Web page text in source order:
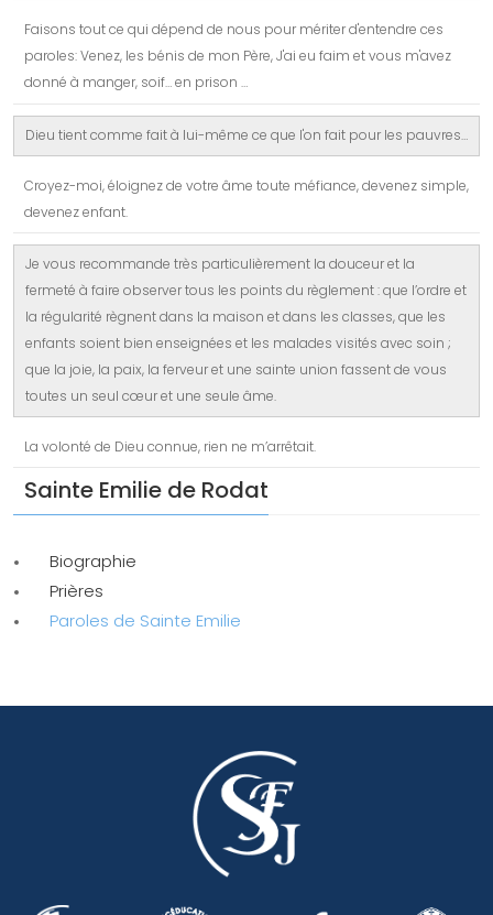
Faisons tout ce qui dépend de nous pour mériter d'entendre ces
paroles: Venez, les bénis de mon Père, J'ai eu faim et vous m'avez
donné à manger, soif… en prison …
Dieu tient comme fait à lui-même ce que l'on fait pour les pauvres…
Croyez-moi, éloignez de votre âme toute méfiance, devenez simple,
devenez enfant.
Je vous recommande très particulièrement la douceur et la
fermeté à faire observer tous les points du règlement : que l’ordre et
la régularité règnent dans la maison et dans les classes, que les
enfants soient bien enseignées et les malades visités avec soin ;
que la joie, la paix, la ferveur et une sainte union fassent de vous
toutes un seul cœur et une seule âme.
La volonté de Dieu connue, rien ne m’arrêtait.
Sainte Emilie de Rodat
Biographie
Prières
Paroles de Sainte Emilie